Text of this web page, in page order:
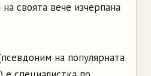
своята вече изчерпана
на популярната